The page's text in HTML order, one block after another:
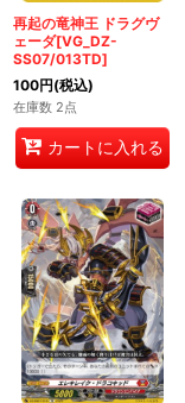
再起の竜神王 ドラグヴ
ェーダ[VG_DZ-
SS07/013TD]
100円(税込)
在庫数 2点
カートに入れる